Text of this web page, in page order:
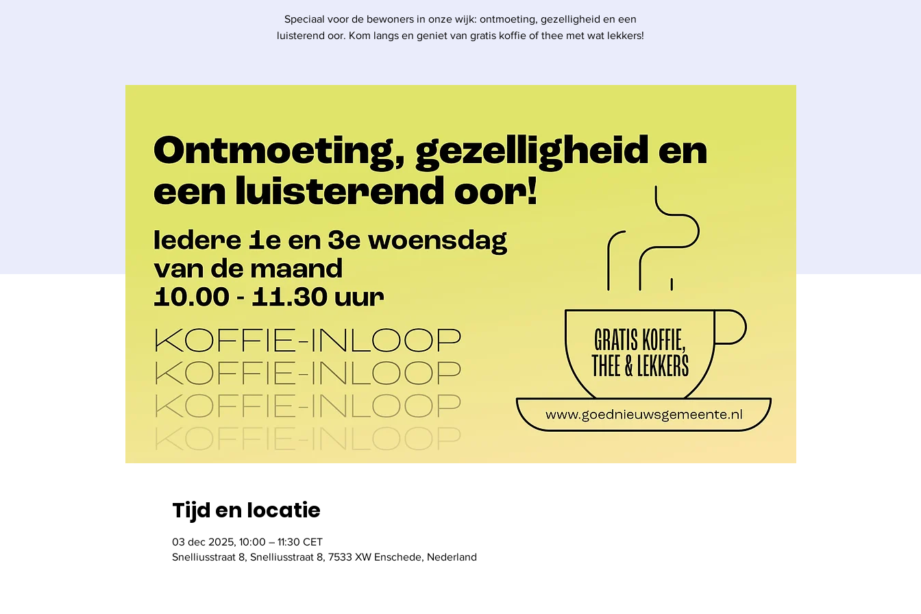
Speciaal voor de bewoners in onze wijk: ontmoeting, gezelligheid en een
luisterend oor. Kom langs en geniet van gratis koffie of thee met wat lekkers!
Tijd en locatie
03 dec 2025, 10:00 – 11:30 CET
Snelliusstraat 8, Snelliusstraat 8, 7533 XW Enschede, Nederland